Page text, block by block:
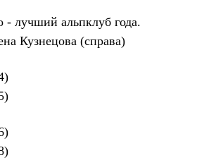
лучший альпклуб года.
Кузнецова (справа)